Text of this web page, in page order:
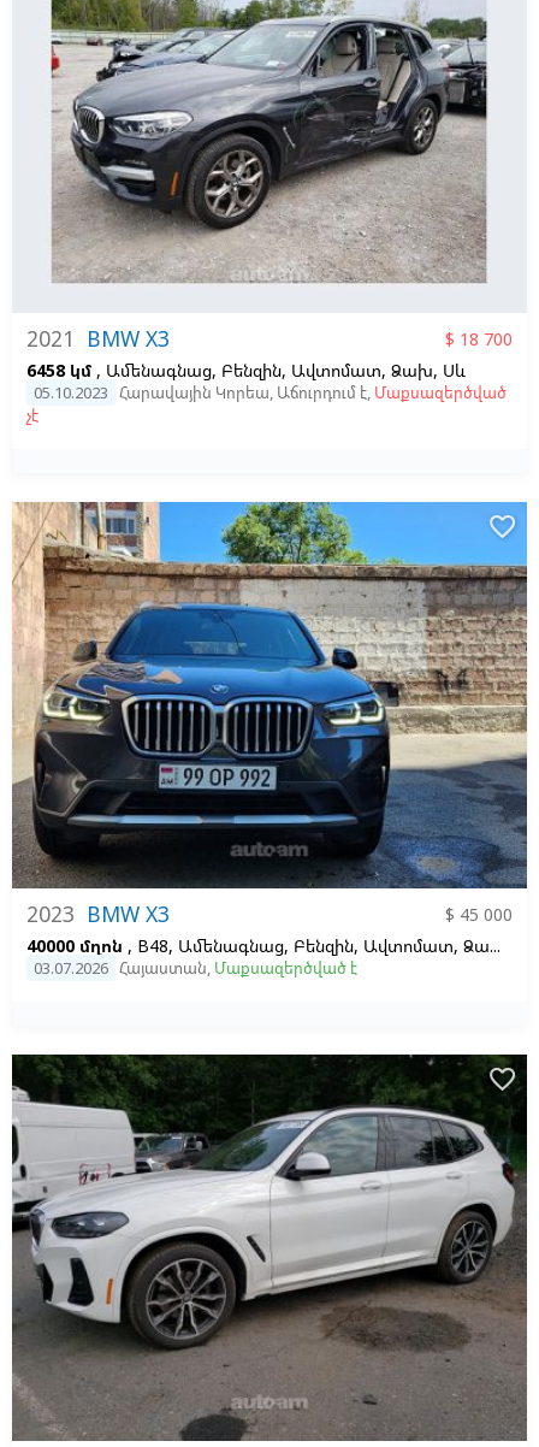
2021 BMW X3
$ 18 700
6458 կմ , Ամենագնաց, Բենզին, Ավտոմատ, Ձախ, Սև
05.10.2023 Հարավային Կորեա, Աճուրդում է, Մաքսազերծված
չէ
2023 BMW X3
$ 45 000
40000 մղոն , B48, Ամենագնաց, Բենզին, Ավտոմատ, Ձախ,
03.07.2026 Հայաստան, Մաքսազերծված է
favorite_border
favorite_border